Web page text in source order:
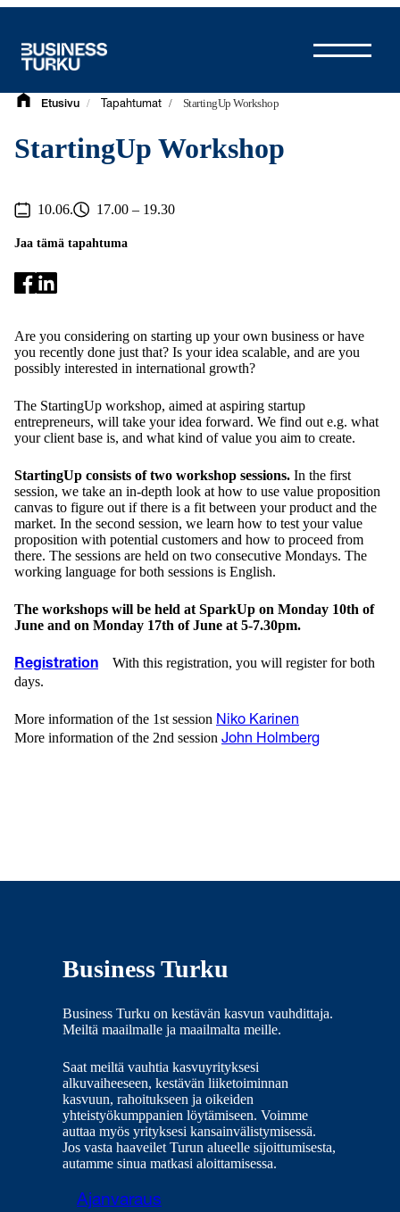
Etusivu / Tapahtumat / StartingUp Workshop
StartingUp Workshop
10.06. 17.00 – 19.30
Jaa tämä tapahtuma
Are you considering on starting up your own business or have
you recently done just that? Is your idea scalable, and are you
possibly interested in international growth?
The StartingUp workshop, aimed at aspiring startup
entrepreneurs, will take your idea forward. We find out e.g. what
your client base is, and what kind of value you aim to create.
StartingUp consists of two workshop sessions. In the first
session, we take an in-depth look at how to use value proposition
canvas to figure out if there is a fit between your product and the
market. In the second session, we learn how to test your value
proposition with potential customers and how to proceed from
there. The sessions are held on two consecutive Mondays. The
working language for both sessions is English.
The workshops will be held at SparkUp on Monday 10th of
June and on Monday 17th of June at 5-7.30pm.
Registration With this registration, you will register for both
days.
More information of the 1st session Niko Karinen
More information of the 2nd session John Holmberg
Business Turku
Business Turku on kestävän kasvun vauhdittaja.
Meiltä maailmalle ja maailmalta meille.
Saat meiltä vauhtia kasvuyrityksesi
alkuvaiheeseen, kestävän liiketoiminnan
kasvuun, rahoitukseen ja oikeiden
yhteistyökumppanien löytämiseen. Voimme
auttaa myös yrityksesi kansainvälistymisessä.
Jos vasta haaveilet Turun alueelle sijoittumisesta,
autamme sinua matkasi aloittamisessa.
Ajanvaraus